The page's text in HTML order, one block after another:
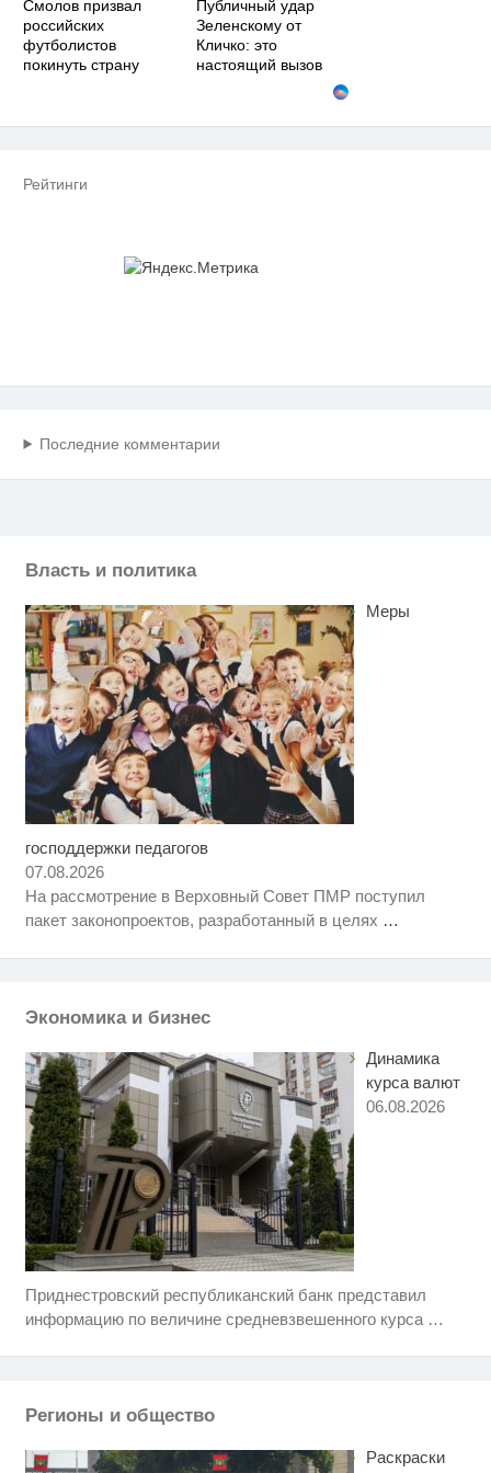
Смолов призвал
российских
футболистов
покинуть страну
Публичный удар
Зеленскому от
Кличко: это
настоящий вызов
Рейтинги
Последние комментарии
Власть и политика
Меры
господдержки педагогов
07.08.2026
На рассмотрение в Верховный Совет ПМР поступил
пакет законопроектов, разработанный в целях …
Экономика и бизнес
Динамика
курса валют
06.08.2026
Приднестровский республиканский банк представил
информацию по величине средневзвешенного курса …
Регионы и общество
Раскраски
Скрытая камера на пляже
Этот танец невесты оставит вас
без слов! Пересмотрела 10 раз
i
Ролик длится несколько секунд,
Ролик длится пару секунд, но
Королева вагона отожгла! Видео